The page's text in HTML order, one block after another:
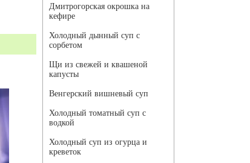
Дмитрогорская окрошка на
кефире
Холодный дынный суп с
сорбетом
Щи из свежей и квашеной
капусты
Венгерский вишневый суп
Холодный томатный суп с
водкой
Холодный суп из огурца и
креветок